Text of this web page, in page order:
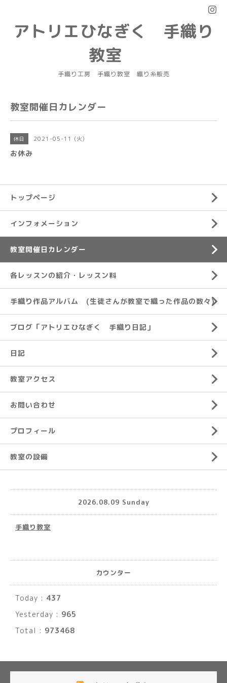
アトリエひなぎく 手織り
教室
手織り工房 手織り教室 織り糸販売
教室開催日カレンダー
休日 2021-05-11 (火)
お休み
トップページ
インフォメーション
教室開催日カレンダー
各レッスンの紹介・レッスン料
手織り作品アルバム (生徒さんが教室で織った作品の数々)
ブログ「アトリエひなぎく 手織り日記」
日記
教室アクセス
お問い合わせ
プロフィール
教室の設備
2026.08.09 Sunday
手織り教室
カウンター
Today : 437
Yesterday : 965
Total : 973468